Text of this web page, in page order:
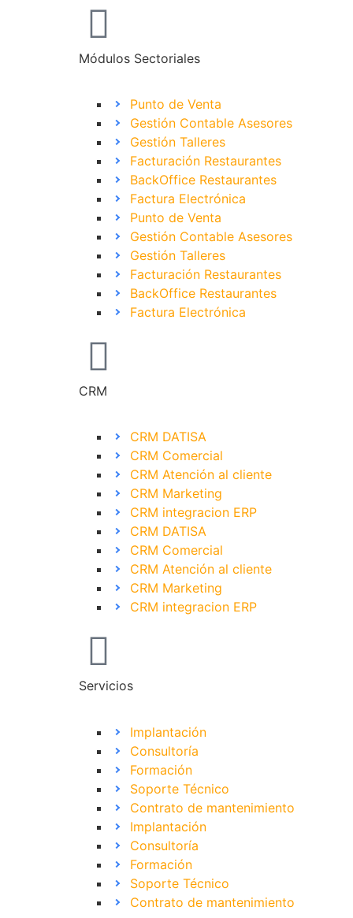
Módulos Sectoriales
Punto de Venta
Gestión Contable Asesores
Gestión Talleres
Facturación Restaurantes
BackOffice Restaurantes
Factura Electrónica
Punto de Venta
Gestión Contable Asesores
Gestión Talleres
Facturación Restaurantes
BackOffice Restaurantes
Factura Electrónica
CRM
CRM DATISA
CRM Comercial
CRM Atención al cliente
CRM Marketing
CRM integracion ERP
CRM DATISA
CRM Comercial
CRM Atención al cliente
CRM Marketing
CRM integracion ERP
Servicios
Implantación
Consultoría
Formación
Soporte Técnico
Contrato de mantenimiento
Implantación
Consultoría
Formación
Soporte Técnico
Contrato de mantenimiento